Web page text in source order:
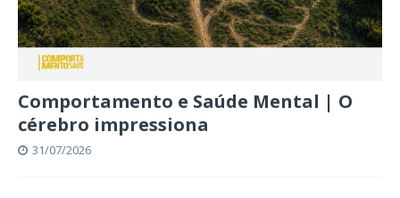
Comportamento e Saúde Mental | O
cérebro impressiona
31/07/2026